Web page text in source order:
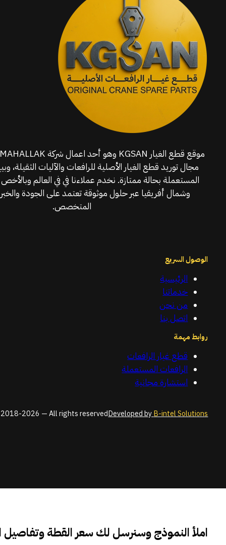
مجال توريد قطع الغيار الأصلية للرافعات والآليات الثقيلة،
المستعملة بحالة ممتازة. نخدم عملاءنا في في العالم
وشمال أفريقيا عبر حلول موثوقة تعتمد على الجودة
المتخصص.
الوصول السريع
الرئيسية
خدماتنا
من نحن
اتصل بنا
روابط مهمة
قطع غيار الرافعات
الرافعات المستعملة
استشارة مجانية
2026 — All rights reservedDeveloped byB-intel Solutions
املأ النموذج وسنرسل لك سعر القطة